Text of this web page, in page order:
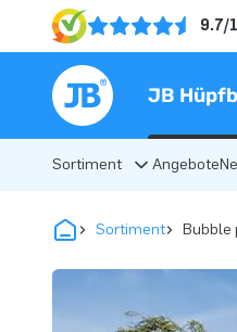
9.7/
JB
Sortiment Angebote
Sortiment Bubble